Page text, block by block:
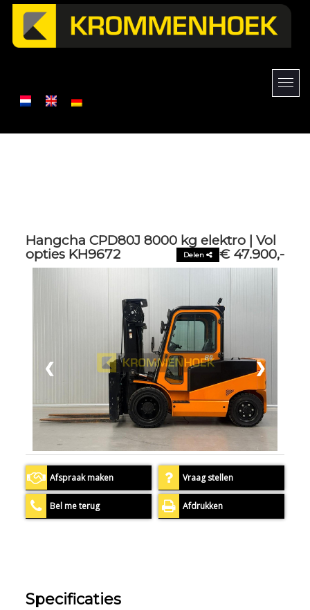
Hangcha CPD80J 8000 kg elektro | Vol
opties KH9672
€ 47.900,-
Delen
❮ ❯
Afspraak maken Vraag stellen
Bel me terug Afdrukken
Specificaties